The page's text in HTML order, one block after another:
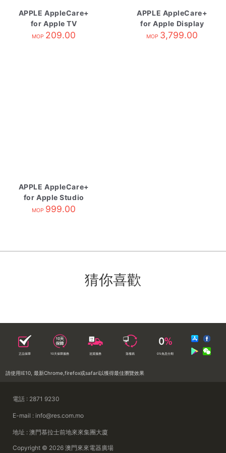
APPLE AppleCare+
for Apple TV
MOP 209.00
APPLE AppleCare+
for Apple Display
MOP 3,799.00
APPLE AppleCare+
for Apple Studio
Display
MOP 999.00
猜你喜歡
正品保障 10天保障服務 送貨服務 落樓易 0%免息分期
請使用IE10, 最新Chrome,firefox或safari以獲得最佳瀏覽效果
電話 : 2871 9230
E-mail : info@res.com.mo
地址 : 澳門慕拉士前地來來集團大廈
Copyright © 2026 澳門來來電器廣場